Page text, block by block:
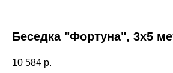
Беседка "Фортуна", 3х5
10 584 р.